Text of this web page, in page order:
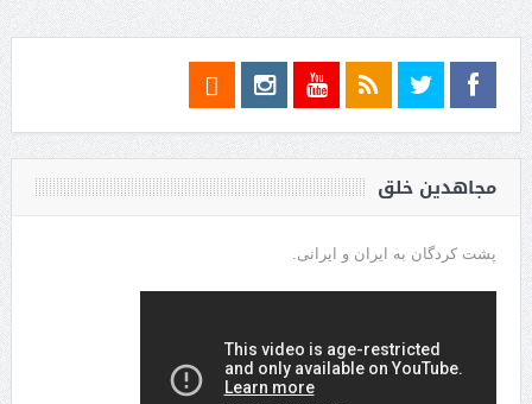
مجاهدین خلق
پشت کردگان به ایران و ایرانی.